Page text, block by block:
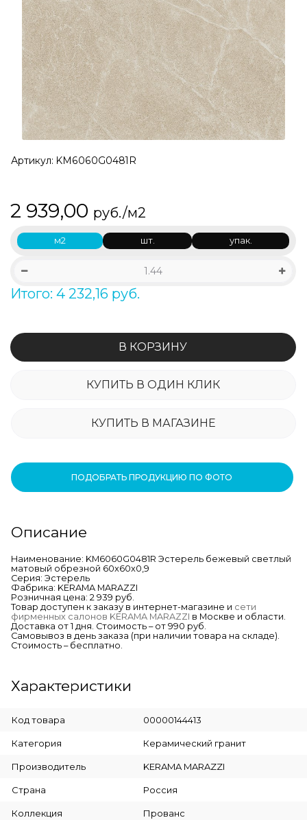
Артикул: KM6060G0481R
2 939,00 руб./м2
м2 шт. упак.
Итого: 4 232,16 руб.
В КОРЗИНУ
КУПИТЬ В ОДИН КЛИК
КУПИТЬ В МАГАЗИНЕ
ПОДОБРАТЬ ПРОДУКЦИЮ ПО ФОТО
Описание
Наименование: KM6060G0481R Эстерель бежевый светлый
матовый обрезной 60x60x0,9
Серия: Эстерель
Фабрика: KERAMA MARAZZI
Розничная цена: 2 939 руб.
Товар доступен к заказу в интернет-магазине и сети
фирменных салонов KERAMA MARAZZI в Москве и области.
Доставка от 1 дня. Стоимость – от 990 руб.
Самовывоз в день заказа (при наличии товара на складе).
Стоимость – бесплатно.
Характеристики
Код товара 00000144413
Категория Керамический гранит
Производитель KERAMA MARAZZI
Страна Россия
Коллекция Прованс